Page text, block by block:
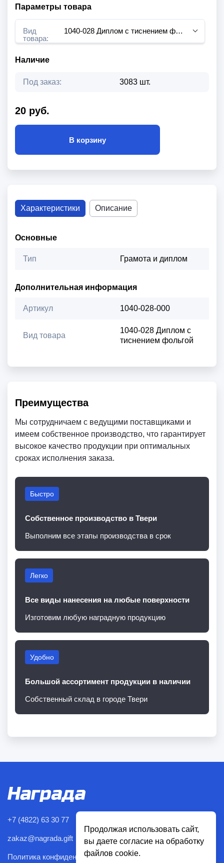
Параметры товара
Вид
товара:
1040-028 Диплом с тиснением фольгой
Наличие
Под заказ: 3083 шт.
20 руб.
В корзину
Характеристики Описание
Основные
Тип Грамота и диплом
Дополнительная информация
Артикул 1040-028-000
Вид товара
1040-028 Диплом с
тиснением фольгой
Преимущества
Мы сотрудничаем с ведущими поставщиками и
имеем собственное производство, что гарантирует
высокое качество продукции при оптимальных
сроках исполнения заказа.
Быстро
Собственное производство в Твери
Выполним все этапы производства в срок
Легко
Все виды нанесения на любые поверхности
Изготовим любую наградную продукцию
Удобно
Большой ассортимент продукции в наличии
Собственный склад в городе Твери
+7 (4822) 63 30 77
zakaz@nagrada.gift
Политика конфиденциальности
Продолжая использовать сайт,
вы даете согласие на обработку
файлов cookie.